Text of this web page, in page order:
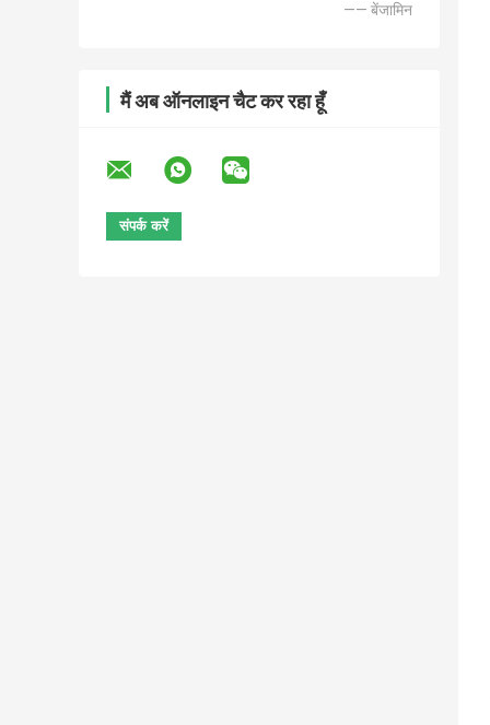
—— बेंजामिन
मैं अब ऑनलाइन चैट कर रहा हूँ